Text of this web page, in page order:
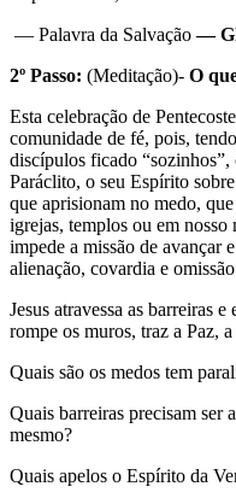
— Palavra da Salvação—
2º Passo: (Meditação)- O
Esta celebração de
comunidade de fé, pois,
discípulos ficado
Paráclito, o seu Espírito
que aprisionam no medo,
igrejas, templos ou em
impede a missão de avançar
alienação, covardia e
Jesus atravessa as barreiras
rompe os muros, traz a Paz,
Quais são os medos tem
Quais barreiras precisam ser
mesmo?
Quais apelos o Espírito da